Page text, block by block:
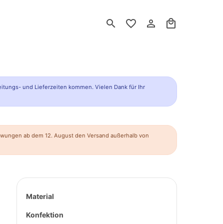
search favorite_border person_outline local_mall
und Lieferzeiten kommen. Vielen Dank für Ihr
ab dem 12. August den Versand außerhalb von
Material
Konfektion